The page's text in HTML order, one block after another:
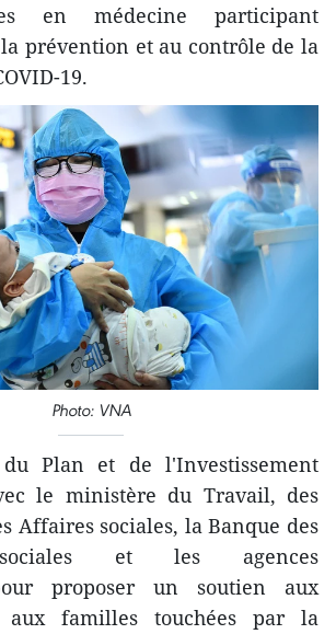
en médecine participant
prévention et au contrôle de la
19.
Photo: VNA
Plan et de l'Investissement
le ministère du Travail, des
Affaires sociales, la Banque des
et les agences
proposer un soutien aux
aux familles touchées par la